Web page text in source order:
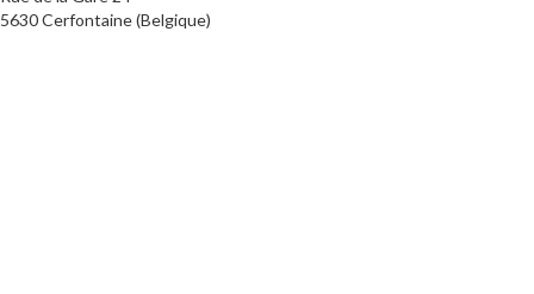
5630 Cerfontaine (Belgique)